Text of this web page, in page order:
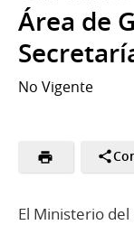
Área de
No Vigente
El Ministerio